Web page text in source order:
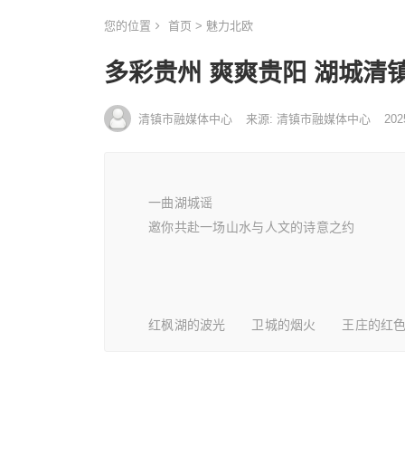
您的位置 首页 > 魅力北欧
多彩贵州 爽爽贵阳 湖城清
清镇市融媒体中心 来源: 清镇市融媒体中心
一曲湖城谣
邀你共赴一场山水与人文的诗意之约
红枫湖的波光 卫城的烟火 王庄的红色